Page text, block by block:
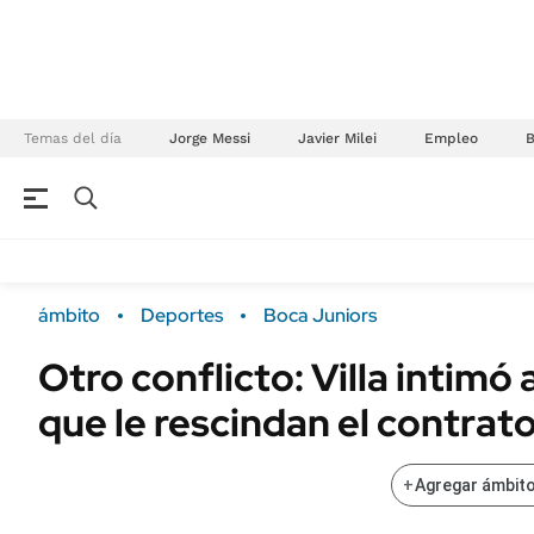
Temas del día Jorge Messi Javier Milei Empleo
Campo
FINANZAS
Sustentabilidad
Seguros
POLÍTICA
ámbito Deportes Boca Juniors
Otro conflicto: Villa intimó
que le rescindan el
+Agregar